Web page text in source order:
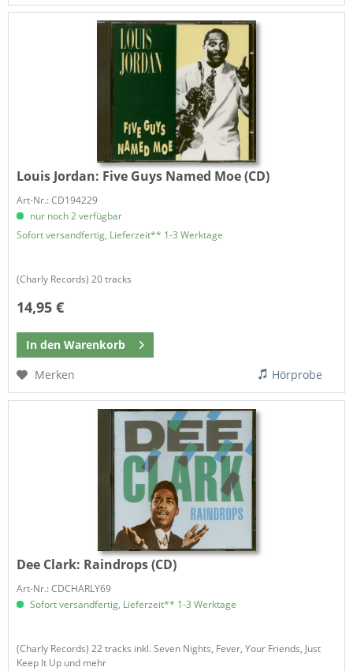
Louis Jordan: Five Guys Named Moe (CD)
Art-Nr.: CD194229
nur noch 2 verfügbar
Sofort versandfertig, Lieferzeit** 1-3 Werktage
(Charly Records) 20 tracks
14,95 €
In den Warenkorb
Merken
Hörprobe
Dee Clark: Raindrops (CD)
Art-Nr.: CDCHARLY69
Sofort versandfertig, Lieferzeit** 1-3 Werktage
(Charly Records) 22 tracks inkl. Seven Nights, Fever, Your Friends, Just
Keep It Up und mehr